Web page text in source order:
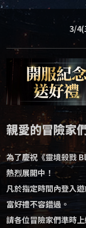
3/4(
親愛的冒險家
為了慶祝《靈境殺戮
熱烈展開中！
凡於指定時間內登入
富好禮不容錯過。
請各位冒險家們準時